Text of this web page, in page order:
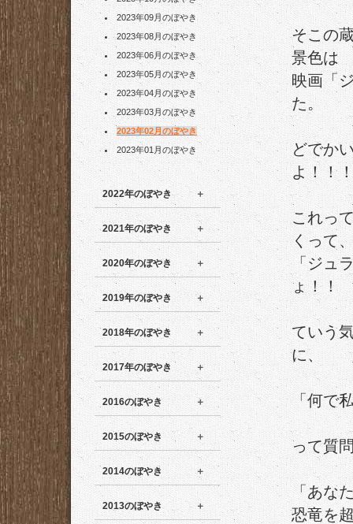
2023年09月のぼやき
2023年08月のぼやき
2023年06月のぼやき
2023年05月のぼやき
2023年04月のぼやき
2023年03月のぼやき
2023年02月のぼやき
2023年01月のぼやき
2022年のぼやき
2021年のぼやき
2020年のぼやき
2019年のぼやき
2018年のぼやき
2017年のぼやき
2016のぼやき
2015のぼやき
2014のぼやき
2013のぼやき
そこの
景色は
映画「
た。
どでか
よ！！
これっ
くって
「ジュ
ょ！！
ていう
に、
「何で
って質
「あな
恐竜を